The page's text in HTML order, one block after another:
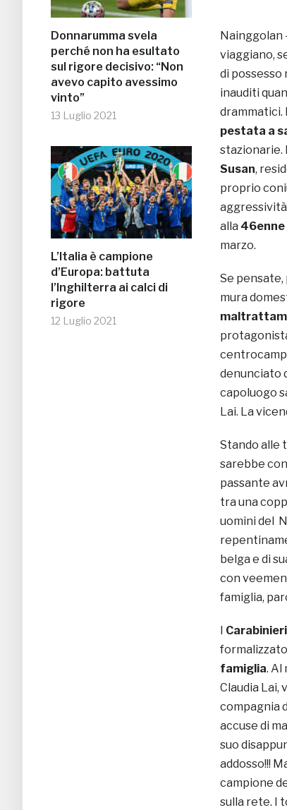
Donnarumma svela
perché non ha esultato
sul rigore decisivo: “Non
avevo capito avessimo
vinto”
13 Luglio 2021
L’Italia è campione
d’Europa: battuta
l’Inghilterra ai calci di
rigore
12 Luglio 2021
Nainggolan
viaggiano,
di
inauditi
drammatici.
pestata a
stazionarie.
Susan,
proprio
alla 46enne
marzo.
Se pensate,
mura
denunciato
capoluogo
Lai. La
Stando alle
sarebbe
passante
tra una
uomini del
belga e di
con
famiglia,
I Carabinieri
famiglia. Al
Claudia Lai,
compagnia
accuse di
suo
addosso!!!
campione
sulla rete. I